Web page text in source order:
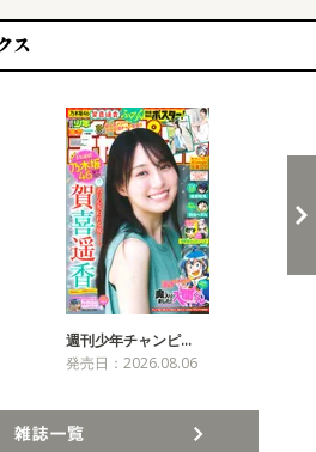
週刊少年チャンピ…
発売日：2026.08.06